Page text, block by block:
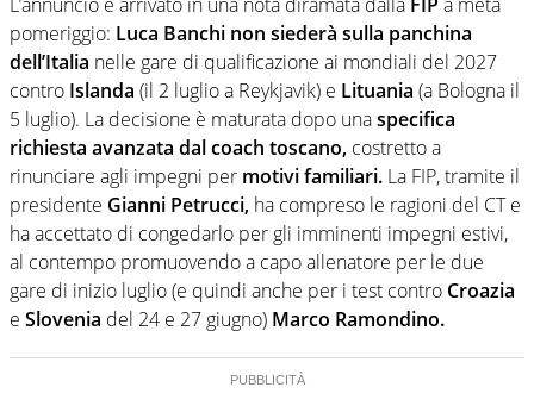
scherma, di volley o di curling: ve ne farà innamorare
pomeriggio: Luca Banchi non siederà sulla panchina
dell’Italia nelle gare di qualificazione ai mondiali del 2027
contro Islanda (il 2 luglio a Reykjavik) e Lituania (a Bologna il
5 luglio). La decisione è maturata dopo unaspecifica
richiesta avanzata dal coach toscano, costretto a
rinunciare agli impegni per motivi familiari. La FIP, tramite il
presidente Gianni Petrucci, ha compreso le ragioni del CT e
ha accettato di congedarlo per gli imminenti impegni estivi,
al contempo promuovendo a capo allenatore per le due
gare di inizio luglio (e quindi anche per i test contro Croazia
e Slovenia del 24 e 27 giugno) Marco Ramondino.